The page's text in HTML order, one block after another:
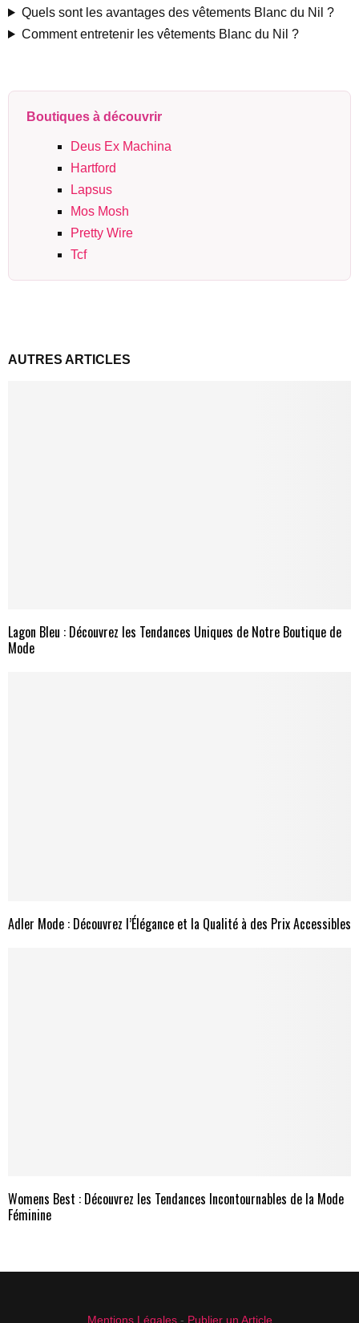
Quels sont les avantages des vêtements Blanc du Nil ?
Comment entretenir les vêtements Blanc du Nil ?
Boutiques à découvrir
Deus Ex Machina
Hartford
Lapsus
Mos Mosh
Pretty Wire
Tcf
AUTRES ARTICLES
Lagon Bleu : Découvrez les Tendances Uniques de Notre Boutique de
Mode
Adler Mode : Découvrez l’Élégance et la Qualité à des Prix Accessibles
Womens Best : Découvrez les Tendances Incontournables de la Mode
Féminine
Mentions Légales- Publier un Article